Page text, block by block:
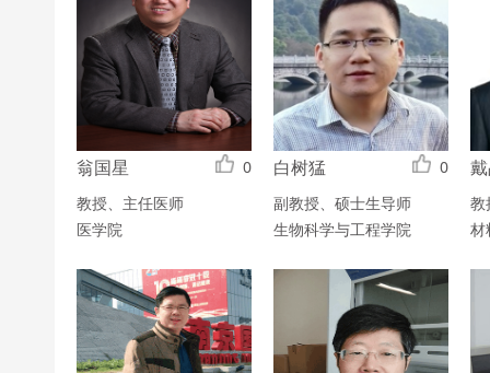
翁国星
0
教授、主任医师
医学院
白树猛
0
副教授、硕士生导师
生物科学与工程学院
教
材